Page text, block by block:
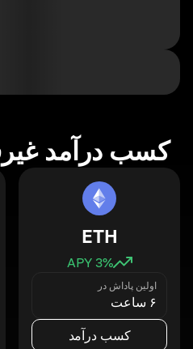
کسب درآمد
ETH
3% APY
اولین پاداش در
۶ ساعت
کسب درآمد